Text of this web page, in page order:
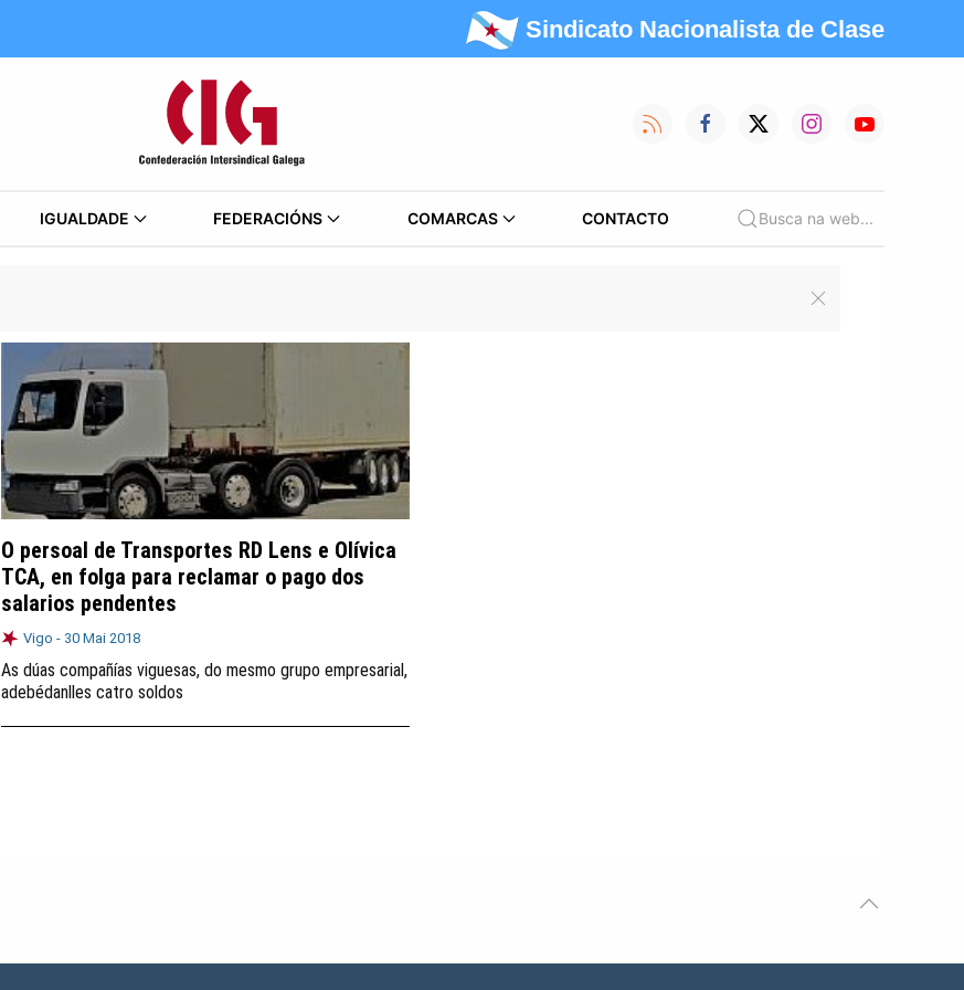
Sindicato Nacionalista de Clase
IGUALDADE FEDERACIÓNS COMARCAS CONTACTO Busca na web...
O persoal de Transportes RD Lens e Olívica
TCA, en folga para reclamar o pago dos
salarios pendentes
Vigo - 30 Mai 2018
As dúas compañías viguesas, do mesmo grupo empresarial,
adebédanlles catro soldos